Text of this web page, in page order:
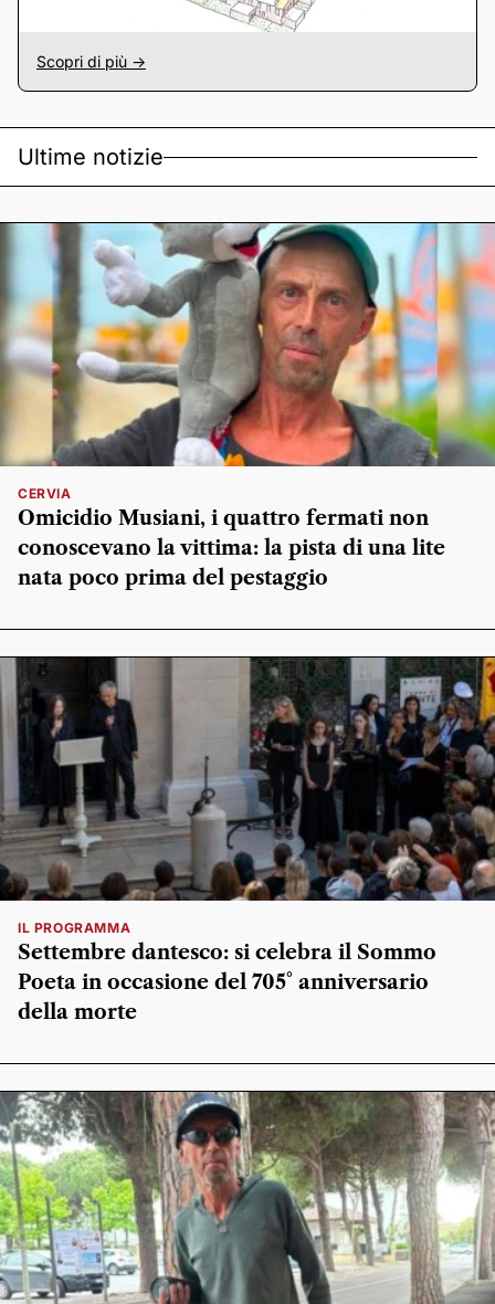
Scopri di più ->
Ultime notizie
CERVIA
Omicidio Musiani, i quattro fermati non
conoscevano la vittima: la pista di una lite
nata poco prima del pestaggio
IL PROGRAMMA
Settembre dantesco: si celebra il Sommo
Poeta in occasione del 705° anniversario
della morte